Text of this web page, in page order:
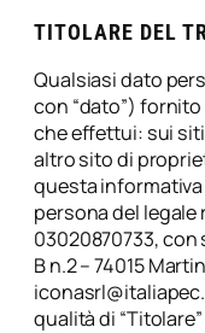
TITOLARE DEL
Qualsiasi dato
con “dato”)
che effettui: sui
altro sito di
questa
persona del legale
03020870733, con
B n.2 – 74015
qualità di